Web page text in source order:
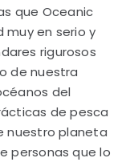
que Oceanic
en serio y
rigurosos
de nuestra
del
de pesca
nuestro planeta
personas que lo